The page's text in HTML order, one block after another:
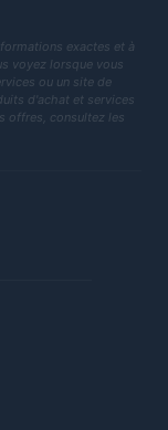
exactes et à
voyez lorsque vous
ou un site de
d'achat et services
offres, consultez les